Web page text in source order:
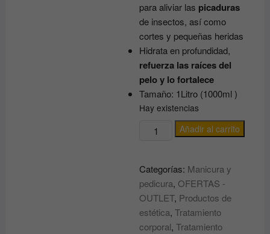
para aliviar las picaduras
de insectos, así como
cortes y pequeñas heridas
Hidrata en profundidad,
refuerza las raíces del
pelo y lo fortalece
Tamaño: 1Litro (1000ml )
Hay existencias
GLICERINA
PROFESIONAL
1.000ml
cantidad
Añadir al carrito
Categorías: Manicura y
pedicura, OFERTAS -
OUTLET, Productos de
estética,Tratamiento
corporal,Tratamiento